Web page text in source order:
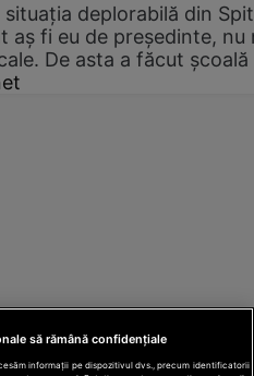
deplorabilă din
aș fi eu de președinte, nu
De asta a făcut școală
să rămână confidențiale
informații pe dispozitivul dvs., precum identificatorii